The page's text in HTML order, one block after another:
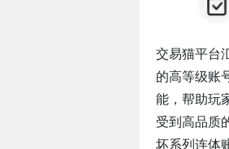
交易猫平台
的高等级账
能，帮助玩
受到高品质
坏系列连体